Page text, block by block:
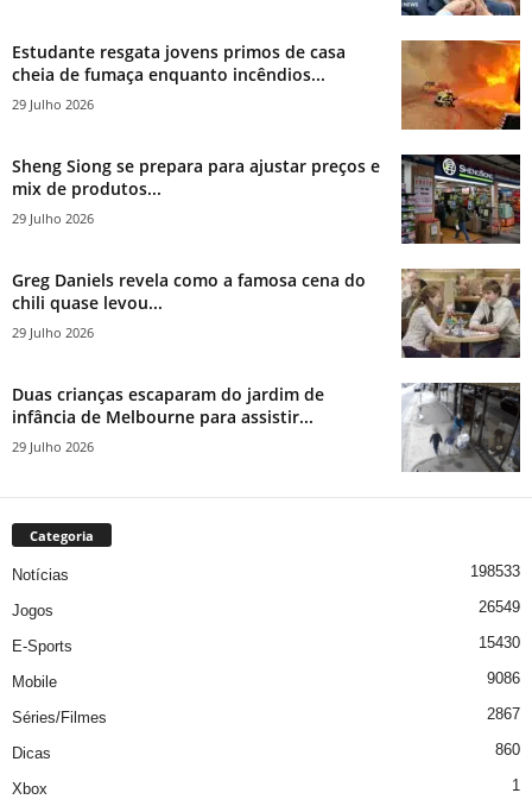
Estudante resgata jovens primos de casa
cheia de fumaça enquanto incêndios...
29 Julho 2026
Sheng Siong se prepara para ajustar preços e
mix de produtos...
29 Julho 2026
Greg Daniels revela como a famosa cena do
chili quase levou...
29 Julho 2026
Duas crianças escaparam do jardim de
infância de Melbourne para assistir...
29 Julho 2026
Categoria
Notícias 198533
Jogos 26549
E-Sports 15430
Mobile 9086
Séries/Filmes 2867
Dicas 860
Xbox 1